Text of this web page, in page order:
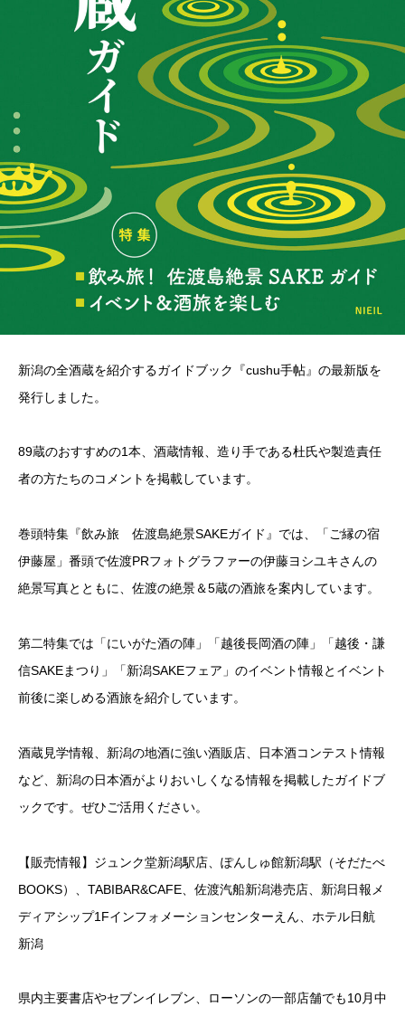
新潟の全酒蔵を紹介するガイドブック『cushu手帖』の最新版を
発行しました。
89蔵のおすすめの1本、酒蔵情報、造り手である杜氏や製造責任
者の方たちのコメントを掲載しています。
巻頭特集『飲み旅 佐渡島絶景SAKEガイド』では、「ご縁の宿
伊藤屋」番頭で佐渡PRフォトグラファーの伊藤ヨシユキさんの
絶景写真とともに、佐渡の絶景＆5蔵の酒旅を案内しています。
第二特集では「にいがた酒の陣」「越後長岡酒の陣」「越後・謙
信SAKEまつり」「新潟SAKEフェア」のイベント情報とイベント
前後に楽しめる酒旅を紹介しています。
酒蔵見学情報、新潟の地酒に強い酒販店、日本酒コンテスト情報
など、新潟の日本酒がよりおいしくなる情報を掲載したガイドブ
ックです。ぜひご活用ください。
【販売情報】ジュンク堂新潟駅店、ぽんしゅ館新潟駅（そだたべ
BOOKS）、TABIBAR&CAFE、佐渡汽船新潟港売店、新潟日報メ
ディアシップ1Fインフォメーションセンターえん、ホテル日航
新潟
県内主要書店やセブンイレブン、ローソンの一部店舗でも10月中